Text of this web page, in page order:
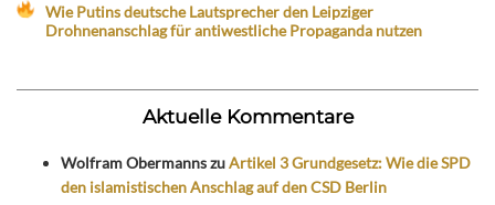
Wie Putins deutsche Lautsprecher den Leipziger
Drohnenanschlag für antiwestliche Propaganda nutzen
Aktuelle Kommentare
Wolfram ObermannszuArtikel 3 Grundgesetz: Wie die SPD
den islamistischen Anschlag auf den CSD Berlin